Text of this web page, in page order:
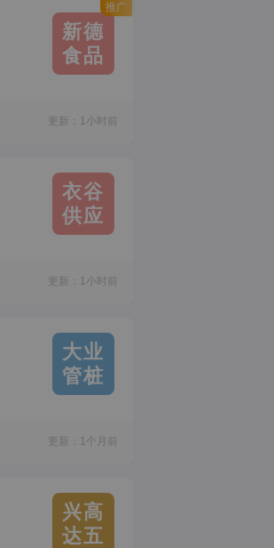
推广
新德
食品
更新：1小时前
衣谷
供应
更新：1小时前
大业
管桩
更新：1个月前
兴高
达五